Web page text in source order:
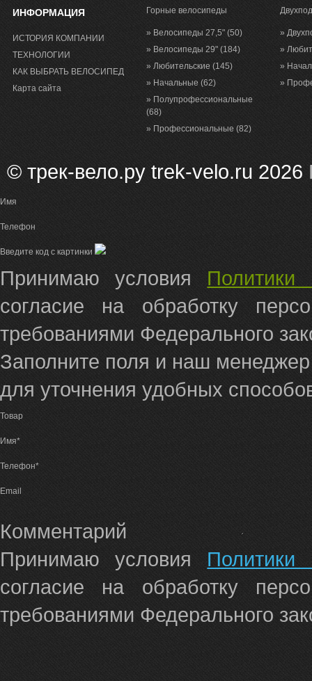
ИНФОРМАЦИЯ
ИСТОРИЯ КОМПАНИИ
ТЕХНОЛОГИИ
КАК ВЫБРАТЬ ВЕЛОСИПЕД
Карта сайта
Горные велосипеды
» Велосипеды 27,5" (50)
» Велосипеды 29" (184)
» Любительские (145)
» Начальные (62)
» Полупрофессиональные
(68)
» Профессиональные (82)
»
»
»
»
© трек-вело.ру trek-velo.ru 2026
Имя
Телефон
Введите код с картинки
Принимаю условия Политики
согласие на обработку
требованиями Федерального
Заполните поля и наш
для уточнения удобных
Товар
Имя*
Телефон*
Email
Комментарий
Принимаю условия Политики
согласие на обработку
требованиями Федерального